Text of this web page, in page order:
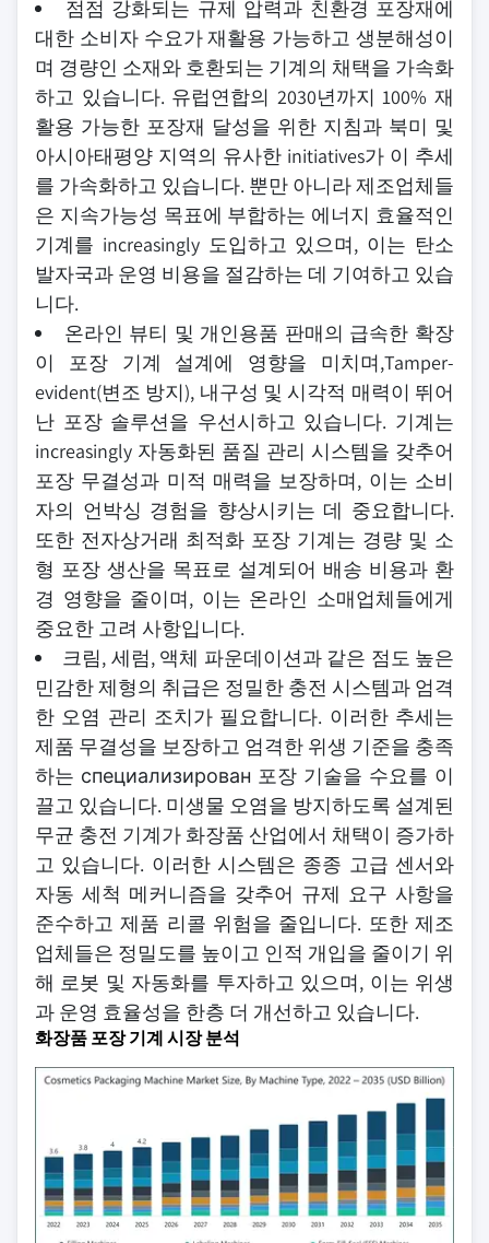
점점 강화되는 규제 압력과 친환경 포장재에
대한 소비자 수요가 재활용 가능하고 생분해성이
며 경량인 소재와 호환되는 기계의 채택을 가속화
하고 있습니다. 유럽연합의 2030년까지 100% 재
활용 가능한 포장재 달성을 위한 지침과 북미 및
아시아태평양 지역의 유사한 initiatives가 이 추세
를 가속화하고 있습니다. 뿐만 아니라 제조업체들
은 지속가능성 목표에 부합하는 에너지 효율적인
기계를 increasingly 도입하고 있으며, 이는 탄소
발자국과 운영 비용을 절감하는 데 기여하고 있습
니다.
온라인 뷰티 및 개인용품 판매의 급속한 확장
이 포장 기계 설계에 영향을 미치며,Tamper-
evident(변조 방지), 내구성 및 시각적 매력이 뛰어
난 포장 솔루션을 우선시하고 있습니다. 기계는
increasingly 자동화된 품질 관리 시스템을 갖추어
포장 무결성과 미적 매력을 보장하며, 이는 소비
자의 언박싱 경험을 향상시키는 데 중요합니다.
또한 전자상거래 최적화 포장 기계는 경량 및 소
형 포장 생산을 목표로 설계되어 배송 비용과 환
경 영향을 줄이며, 이는 온라인 소매업체들에게
중요한 고려 사항입니다.
크림, 세럼, 액체 파운데이션과 같은 점도 높은
민감한 제형의 취급은 정밀한 충전 시스템과 엄격
한 오염 관리 조치가 필요합니다. 이러한 추세는
제품 무결성을 보장하고 엄격한 위생 기준을 충족
하는 специализирован 포장 기술을 수요를 이
끌고 있습니다. 미생물 오염을 방지하도록 설계된
무균 충전 기계가 화장품 산업에서 채택이 증가하
고 있습니다. 이러한 시스템은 종종 고급 센서와
자동 세척 메커니즘을 갖추어 규제 요구 사항을
준수하고 제품 리콜 위험을 줄입니다. 또한 제조
업체들은 정밀도를 높이고 인적 개입을 줄이기 위
해 로봇 및 자동화를 투자하고 있으며, 이는 위생
과 운영 효율성을 한층 더 개선하고 있습니다.
화장품 포장 기계 시장 분석